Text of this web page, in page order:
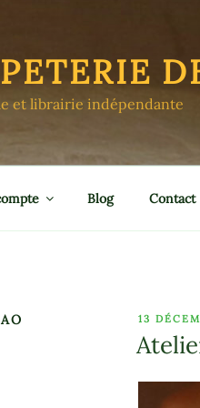
et librairie indépendante
Blog Contact
PUBLIÉ
13